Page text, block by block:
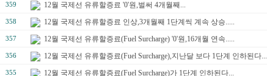
359 12월 국제선 유류할증료 '0'원,벌써 4개월째...
358 12월 국제선 유류할증료 인상,3개월째 1단계씩 계속 상승.....
357 12월 국제선 유류할증료(Fuel Surcharge) '0'원,16개월 연속.....
356 12월 국제선 유류할증료(Fuel Surcharge),지난달 보다 1단계 인하된다...
355 12월 국제선 유류할증료(Fuel Surcharge)가 1단계 인하된다...